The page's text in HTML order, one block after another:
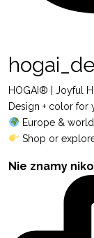
HOGAI® | Joyful
Design + color for
Europe &
Shop or
Nie znamy